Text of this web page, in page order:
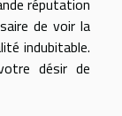
réputation
de voir la
indubitable.
désir de